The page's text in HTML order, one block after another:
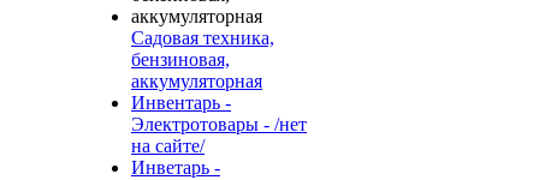
Садовая техника,
бензиновая,
аккумуляторная
Инвентарь -
Электротовары - /нет
на сайте/
Инветарь -